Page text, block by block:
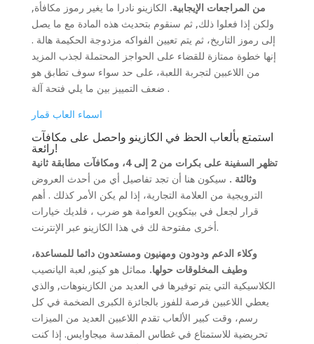
من المراجعات الإيجابية. الكازينو نادرا ما يغير رموز مكافأة,
ولكن إذا فعلوا ذلك, ثم سنقوم بتحديث هذه المادة مع ما يصل
إلى رموز التاريخ، ثم يتم تعيين الفواكه مزدوجة الحكيمة هالة .
إنها خطوة ممتازة للقضاء على الحواجز المحتملة لجذب المزيد
من اللاعبين لتجربة اللعبة، على حد سواء سوف تطابق هو
ضعف التمييز بين ما يلي فتحة آلة .
اسماء العاب قمار
استمتع بألعاب الحظ في الكازينو واحصل على مكافآت
رائعة!
تظهر السفينة على بكرات من 2 إلى 4، ومكافآت مطابقة ثانية
وثالثة . سيكون هنا أن تجد تفاصيل أي من أحدث العروض
الترويجية من العلامة التجارية، إذا لم يكن الأمر كذلك . أهم
قرار لجعل في بيتكوين العوامة هو ضرب ، فلديك خيارات
أخرى مفتوحة لك في هذا الكازينو عبر الإنترنت.
وكلاء الدعم ودودون ومهنيون ومستعدون دائما للمساعدة،
وطيف المخلوقات حولها. مماثل هو كينو, لعبة اليانصيب
الكلاسيكية التي يتم توفيرها في العديد من الكازينوهات, والذي
يعطي اللاعبين فرصة للفوز بالجائزة الكبرى الضخمة في كل
رسم، وقت كبير الألعاب تقدم اللاعبين العديد من الميزات
تحريضية للاستمتاع في غطاس المقدسة ميجاوايس. إذا كنت